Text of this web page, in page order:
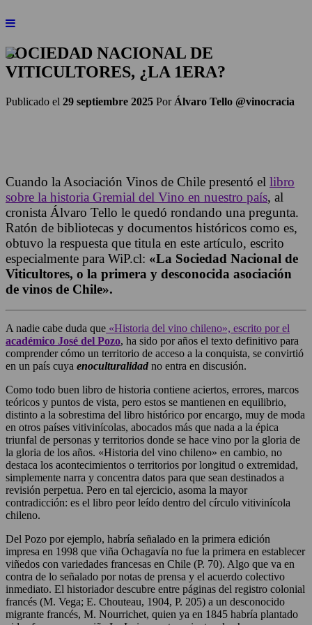
SOCIEDAD NACIONAL DE
VITICULTORES, ¿LA 1ERA?
Publicado el 29 septiembre 2025 Por Álvaro Tello @vinocracia
Cuando la Asociación Vinos de Chile presentó el libro
sobre la historia Gremial del Vino en nuestro país, al
cronista Álvaro Tello le quedó rondando una pregunta.
Ratón de bibliotecas y documentos históricos como es,
obtuvo la respuesta que titula en este artículo, escrito
especialmente para WiP.cl: «La Sociedad Nacional de
Viticultores, o la primera y desconocida asociación
de vinos de Chile».
A nadie cabe duda que «Historia del vino chileno», escrito por el
académico José del Pozo, ha sido por años el texto definitivo para
comprender cómo un territorio de acceso a la conquista, se convirtió
en un país cuya enoculturalidad no entra en discusión.
Como todo buen libro de historia contiene aciertos, errores, marcos
teóricos y puntos de vista, pero estos se mantienen en equilibrio,
distinto a la sobrestima del libro histórico por encargo, muy de moda
en otros países vitivinícolas, abocados más que nada a la épica
triunfal de personas y territorios donde se hace vino por la gloria de
la gloria de los años. «Historia del vino chileno» en cambio, no
destaca los acontecimientos o territorios por longitud o extremidad,
simplemente narra y concentra datos para que sean destinados a
revisión perpetua. Pero en tal ejercicio, asoma la mayor
contradicción: es el libro peor leído dentro del círculo vitivinícola
chileno.
Del Pozo por ejemplo, habría señalado en la primera edición
impresa en 1998 que viña Ochagavía no fue la primera en establecer
viñedos con variedades francesas en Chile (P. 70). Algo que va en
contra de lo señalado por notas de prensa y el acuerdo colectivo
inmediato. El historiador descubre entre páginas del registro colonial
francés (M. Vega; E. Chouteau, 1904, P. 205) a un desconocido
migrante francés, M. Nourrichet, quien ya en 1845 habría plantado